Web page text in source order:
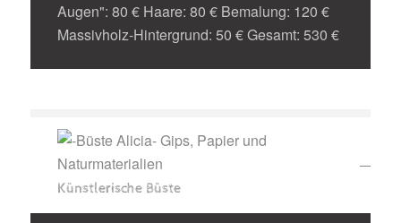
Augen": 80 € Haare: 80 € Bemalung: 120 €
Massivholz-Hintergrund: 50 € Gesamt: 530 €
Künstlerische Büste